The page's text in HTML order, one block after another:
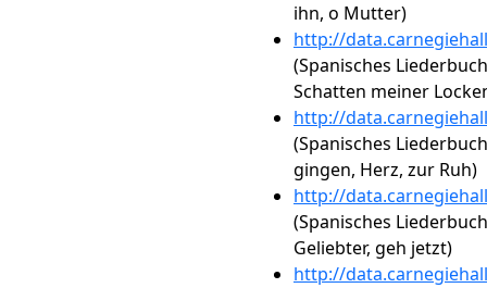
ihn, o Mutter)
http://
(Spanisches
Schatten meiner
http://
(Spanisches
gingen, Herz, zur Ruh)
http://
(Spanisches
Geliebter, geh jetzt)
http://